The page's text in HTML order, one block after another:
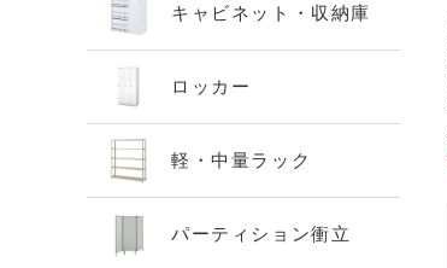
キャビネット・収納庫
ロッカー
軽・中量ラック
パーティション衝立